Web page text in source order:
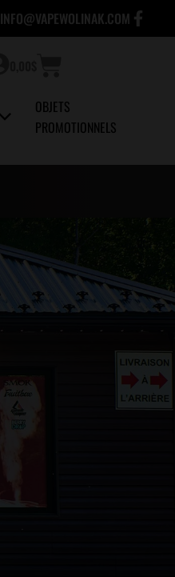
INFO@VAPEWOLINAK.COM
OBJETS
PROMOTIONNELS